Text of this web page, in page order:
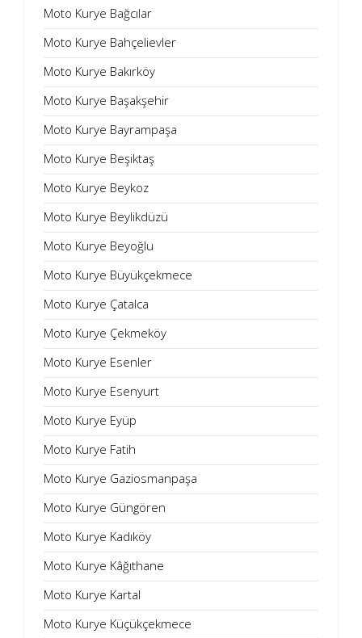
Moto Kurye Bağcılar
Moto Kurye Bahçelievler
Moto Kurye Bakırköy
Moto Kurye Başakşehir
Moto Kurye Bayrampaşa
Moto Kurye Beşiktaş
Moto Kurye Beykoz
Moto Kurye Beylikdüzü
Moto Kurye Beyoğlu
Moto Kurye Büyükçekmece
Moto Kurye Çatalca
Moto Kurye Çekmeköy
Moto Kurye Esenler
Moto Kurye Esenyurt
Moto Kurye Eyüp
Moto Kurye Fatih
Moto Kurye Gaziosmanpaşa
Moto Kurye Güngören
Moto Kurye Kadıköy
Moto Kurye Kâğıthane
Moto Kurye Kartal
Moto Kurye Küçükçekmece